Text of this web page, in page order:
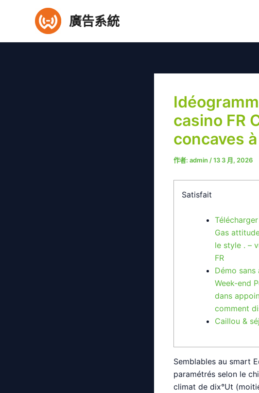
要
廣告系統
casino FR
concaves
作者: admin /13 3 月, 2026
Satisfait
Gas
le style . –
FR
Démo
Week-end
dans
comment
Caillou &
Semblables au smart
paramétrés selon le
climat de dix°Ut